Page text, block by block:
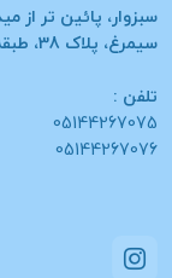
سبزوار، پائین تر از
سیمرغ، پلاک 38، طبقه چهارم
تلفن :
05144267075
05144267076